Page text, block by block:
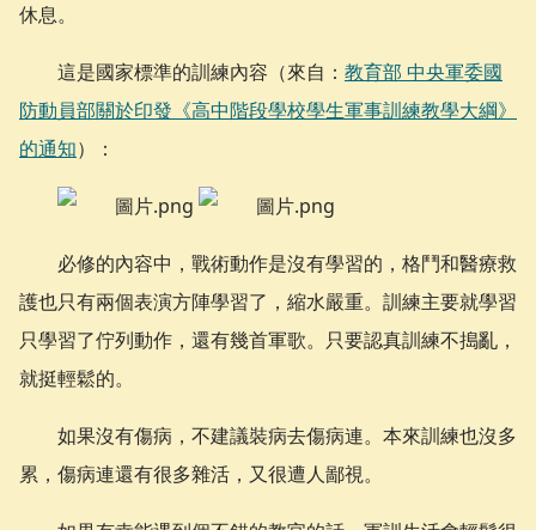
休息。
這是國家標準的訓練內容（來自： 教育部 中央軍委國
防動員部關於印發《高中階段學校學生軍事訓練教學大綱》
的通知）：
必修的內容中，戰術動作是沒有學習的，格鬥和醫療救
護也只有兩個表演方陣學習了，縮水嚴重。訓練主要就學習
只學習了佇列動作，還有幾首軍歌。只要認真訓練不搗亂，
就挺輕鬆的。
如果沒有傷病，不建議裝病去傷病連。本來訓練也沒多
累，傷病連還有很多雜活，又很遭人鄙視。